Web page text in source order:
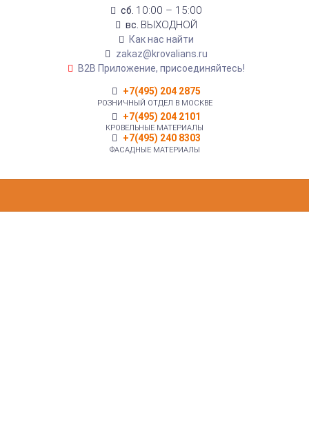
сб. 10:00 – 15:00
вс. ВЫХОДНОЙ
Как нас найти
zakaz@krovalians.ru
B2B Приложение, присоединяйтесь!
+7(495) 204 2875
РОЗНИЧНЫЙ ОТДЕЛ В МОСКВЕ
+7(495) 204 2101
КРОВЕЛЬНЫЕ МАТЕРИАЛЫ
+7(495) 240 8303
ФАСАДНЫЕ МАТЕРИАЛЫ